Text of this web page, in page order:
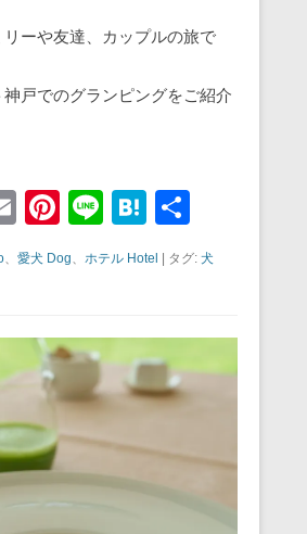
リーや友達、カップルの旅で
戸でのグランピングをご紹介
E
m
ail
Pi
er
st
Li
e
H
at
e
a
有
、 愛犬 Dog、 ホテル Hotel タグ: 犬